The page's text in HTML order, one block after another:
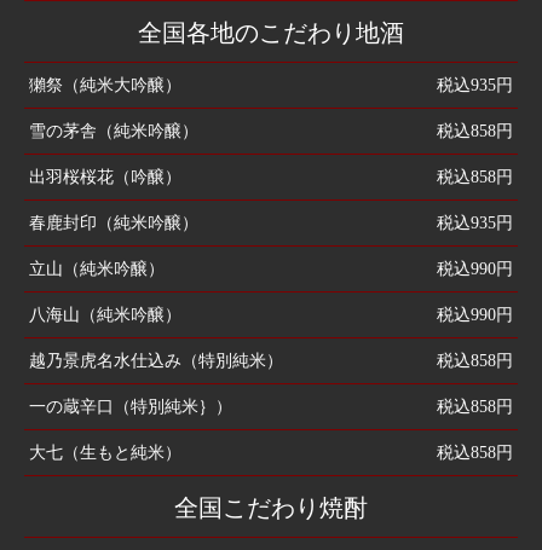
全国各地のこだわり地酒
獺祭（純米大吟醸） 税込935円
雪の茅舎（純米吟醸） 税込858円
出羽桜桜花（吟醸） 税込858円
春鹿封印（純米吟醸） 税込935円
立山（純米吟醸） 税込990円
八海山（純米吟醸） 税込990円
越乃景虎名水仕込み（特別純米） 税込858円
一の蔵辛口（特別純米｝） 税込858円
大七（生もと純米） 税込858円
全国こだわり焼酎